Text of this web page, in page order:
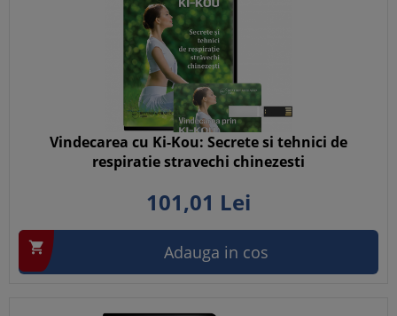
Vindecarea cu Ki-Kou: Secrete si tehnici de
respiratie stravechi chinezesti
101,01 Lei
 Adauga in cos